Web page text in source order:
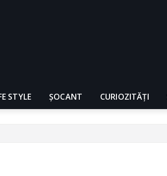
STYLE ȘOCANT CURIOZITĂȚI